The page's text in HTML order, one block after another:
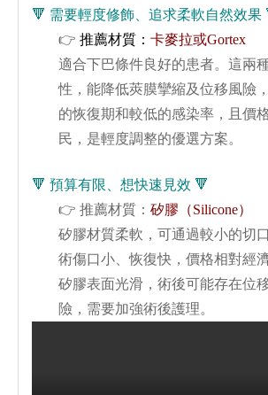
🔻 需要輕度修飾、追求柔軟自然效果
👉 推薦材質： 卡麥拉或Gortex
適合下巴條件良好的患者。這兩
性，能降低莢膜攣縮及位移風險
的恢復期和較低的感染率，且價
民，是輕度調整的優選方案。
🔻 預算有限、想快速見效 🔻
👉 推薦材質： 矽膠（Silicone）
矽膠材質柔軟，可通過較小的切
術傷口小、恢復快，價格相對經
矽膠表面光滑，術後可能存在位
險，需要加強術後護理。